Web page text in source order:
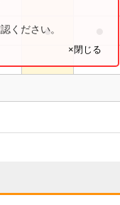
●
ください。
×閉じる